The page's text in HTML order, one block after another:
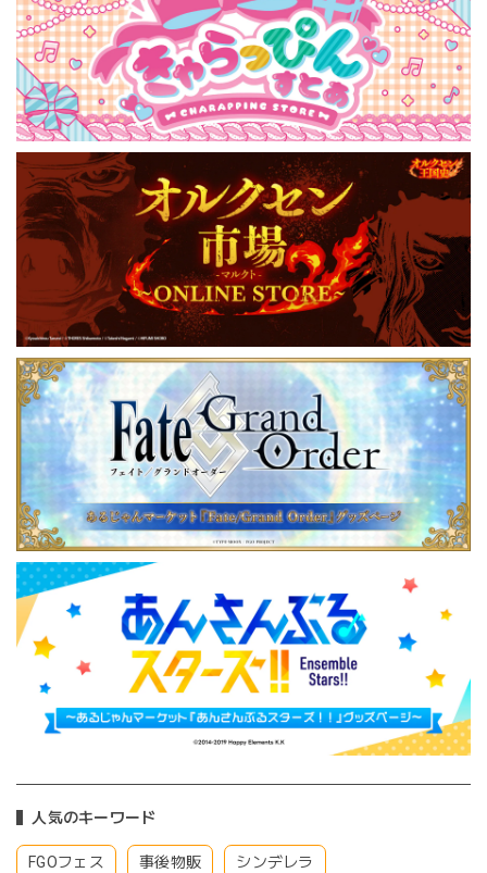
人気のキーワード
FGOフェス 事後物販 シンデレラ